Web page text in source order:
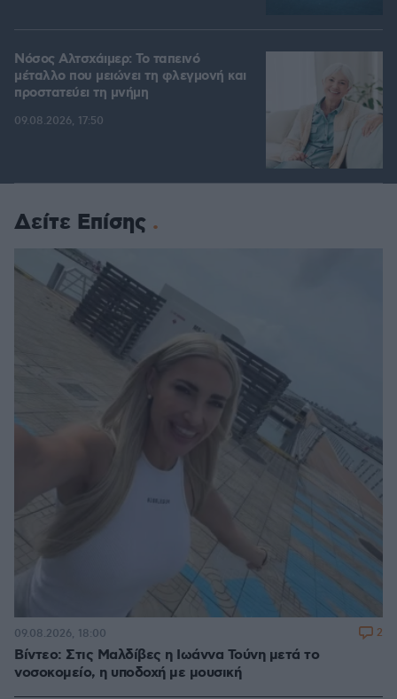
Νόσος Αλτσχάιμερ: Το ταπεινό
μέταλλο που μειώνει τη φλεγμονή και
προστατεύει τη μνήμη
09.08.2026, 17:50
Δείτε Επίσης
Βίντεο: Στις Μαλδίβες η Ιωάννα Τούνη μετά το
νοσοκομείο, η υποδοχή με μουσική
09.08.2026, 18:00 2